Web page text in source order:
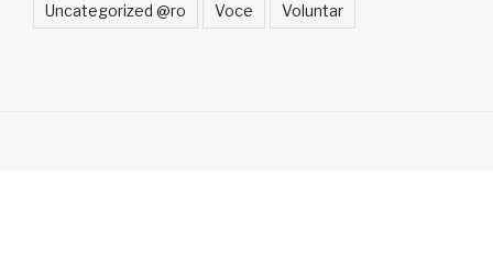
Uncategorized @ro Voce Voluntar